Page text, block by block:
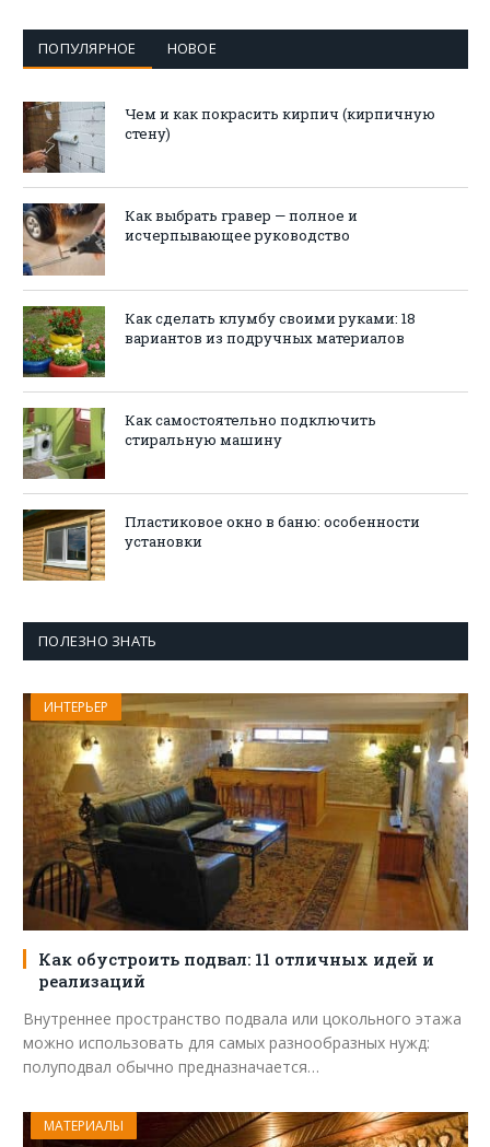
ПОПУЛЯРНОЕ НОВОЕ
Чем и как покрасить кирпич (кирпичную
стену)
Как выбрать гравер — полное и
исчерпывающее руководство
Как сделать клумбу своими руками: 18
вариантов из подручных материалов
Как самостоятельно подключить
стиральную машину
Пластиковое окно в баню: особенности
установки
ПОЛЕЗНО ЗНАТЬ
ИНТЕРЬЕР
Как обустроить подвал: 11 отличных идей и
реализаций
Внутреннее пространство подвала или цокольного этажа
можно использовать для самых разнообразных нужд:
полуподвал обычно предназначается…
МАТЕРИАЛЫ